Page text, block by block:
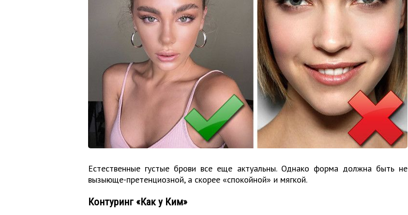
Естественные густые брови все еще актуальны. Однако форма должна быть не
вызыюще-претенциозной, а скорее «спокойной» и мягкой.
Контуринг «Как у Ким»